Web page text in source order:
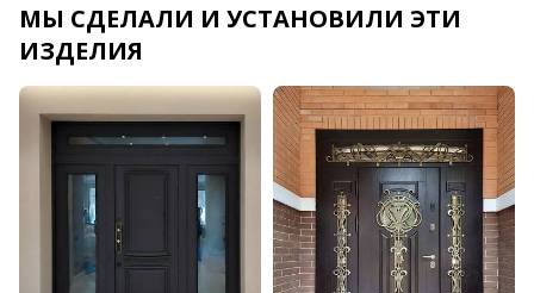
МЫ СДЕЛАЛИ И УСТАНОВИЛИ ЭТИ
ИЗДЕЛИЯ